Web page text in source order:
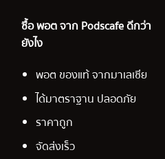
ซื้อ พอต จาก Podscafe ดีกว่า
ยังไง
พอต ของแท้ จากมาเลเซีย
ได้มาตราฐาน ปลอดภัย
ราคาถูก
จัดส่งเร็ว